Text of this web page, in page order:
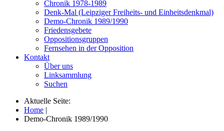
Chronik 1978-1989
Denk-Mal (Leipziger Freiheits- und Einheitsdenkmal)
Demo-Chronik 1989/1990
Friedensgebete
Oppositionsgruppen
Fernsehen in der Opposition
Kontakt
Über uns
Linksammlung
Suchen
Aktuelle Seite:
Home |
Demo-Chronik 1989/1990